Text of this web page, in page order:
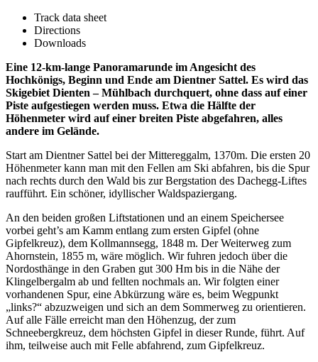
Track data sheet
Directions
Downloads
Eine 12-km-lange Panoramarunde im Angesicht des
Hochkönigs, Beginn und Ende am Dientner Sattel. Es wird das
Skigebiet Dienten – Mühlbach durchquert, ohne dass auf einer
Piste aufgestiegen werden muss. Etwa die Hälfte der
Höhenmeter wird auf einer breiten Piste abgefahren, alles
andere im Gelände.
Start am Dientner Sattel bei der Mittereggalm, 1370m. Die ersten 20
Höhenmeter kann man mit den Fellen am Ski abfahren, bis die Spur
nach rechts durch den Wald bis zur Bergstation des Dachegg-Liftes
raufführt. Ein schöner, idyllischer Waldspaziergang.
An den beiden großen Liftstationen und an einem Speichersee
vorbei geht’s am Kamm entlang zum ersten Gipfel (ohne
Gipfelkreuz), dem Kollmannsegg, 1848 m. Der Weiterweg zum
Ahornstein, 1855 m, wäre möglich. Wir fuhren jedoch über die
Nordosthänge in den Graben gut 300 Hm bis in die Nähe der
Klingelbergalm ab und fellten nochmals an. Wir folgten einer
vorhandenen Spur, eine Abkürzung wäre es, beim Wegpunkt
„links?“ abzuzweigen und sich an dem Sommerweg zu orientieren.
Auf alle Fälle erreicht man den Höhenzug, der zum
Schneebergkreuz, dem höchsten Gipfel in dieser Runde, führt. Auf
ihm, teilweise auch mit Felle abfahrend, zum Gipfelkreuz.